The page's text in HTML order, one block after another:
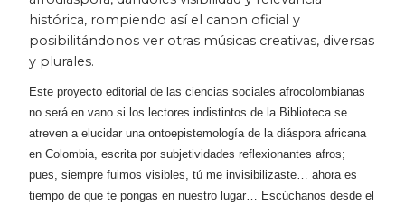
Música
Narcotráfico
Patrimonio
Periodismo
histórica, rompiendo así el canon oficial y
posibilitándonos ver otras músicas creativas, diversas
y plurales.
Este proyecto editorial de las ciencias sociales afrocolombianas
no será en vano si los lectores indistintos de la Biblioteca se
atreven a elucidar una ontoepistemología de la diáspora africana
en Colombia, escrita por subjetividades reflexionantes afros;
pues, siempre fuimos visibles, tú me invisibilizaste… ahora es
tiempo de que te pongas en nuestro lugar… Escúchanos desde el